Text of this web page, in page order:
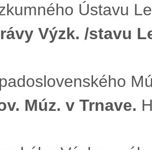
Ústavu
Výzk. /stavu
Múz. v Trnave.